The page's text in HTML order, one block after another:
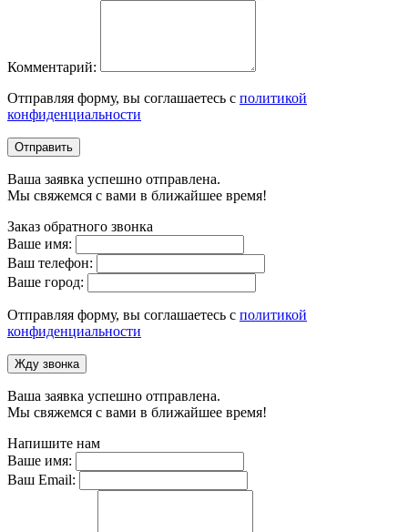
Комментарий:
Отправляя форму, вы соглашаетесь с политикой
конфиденциальности
Отправить
Ваша заявка успешно отправлена.
Мы свяжемся с вами в ближайшее время!
Заказ обратного звонка
Ваше имя:
Ваш телефон:
Ваше город:
Отправляя форму, вы соглашаетесь с политикой
конфиденциальности
Жду звонка
Ваша заявка успешно отправлена.
Мы свяжемся с вами в ближайшее время!
Напишите нам
Ваше имя:
Ваш Email: